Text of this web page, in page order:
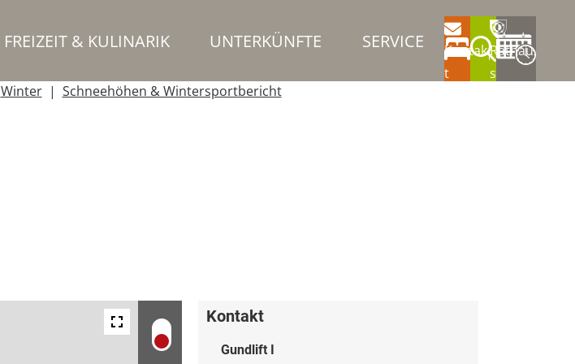
FREIZEIT & KULINARIK UNTERKÜNFTE SERVICE
Kontak
t
Rathau
s
Winter Schneehöhen & Wintersportbericht
Kontakt
Gundlift I